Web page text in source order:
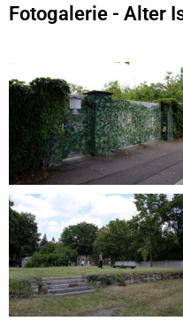
Fotogalerie - Alter